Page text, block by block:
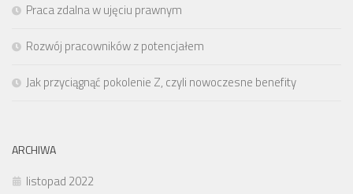
Praca zdalna w ujęciu prawnym
Rozwój pracowników z potencjałem
Jak przyciągnąć pokolenie Z, czyli nowoczesne benefity
ARCHIWA
listopad 2022